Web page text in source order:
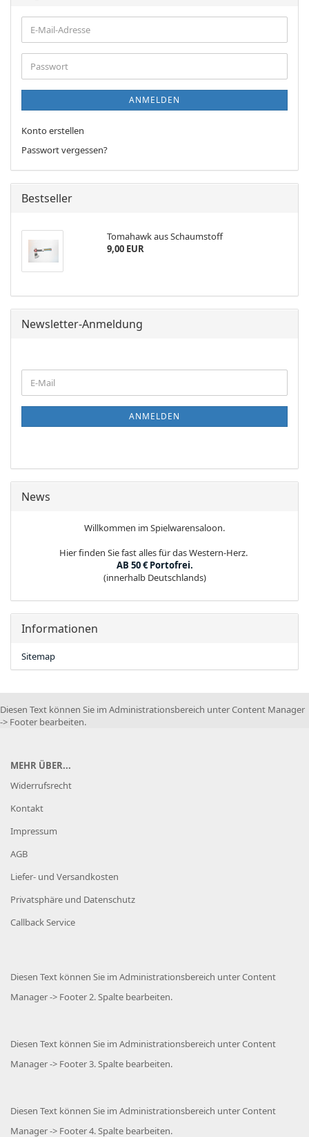
E-
Mail-
Adresse
Passwort
ANMELDEN
Konto erstellen
Passwort vergessen?
Bestseller
Tomahawk aus Schaumstoff
9,00 EUR
Newsletter-Anmeldung
ZUR
NEWSLETTER-
E-
Mail
ANMELDEN
News
Willkommen im Spielwarensaloon.
Hier finden Sie fast alles für das Western-Herz.
AB 50 € Portofrei.
(innerhalb Deutschlands)
Informationen
Sitemap
Diesen Text können Sie im Administrationsbereich unter Content Manager
-> Footer bearbeiten.
MEHR ÜBER...
Widerrufsrecht
Kontakt
Impressum
AGB
Liefer- und Versandkosten
Privatsphäre und Datenschutz
Callback Service
Diesen Text können Sie im Administrationsbereich unter Content
Manager -> Footer 2. Spalte bearbeiten.
Diesen Text können Sie im Administrationsbereich unter Content
Manager -> Footer 3. Spalte bearbeiten.
Diesen Text können Sie im Administrationsbereich unter Content
Manager -> Footer 4. Spalte bearbeiten.